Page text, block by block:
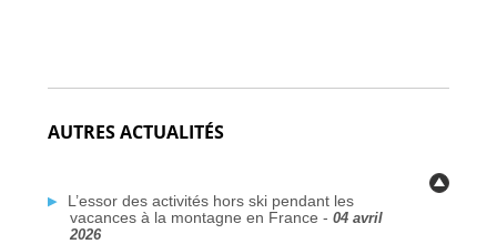
AUTRES ACTUALITÉS
L’essor des activités hors ski pendant les
vacances à la montagne en France - 04 avril
2026